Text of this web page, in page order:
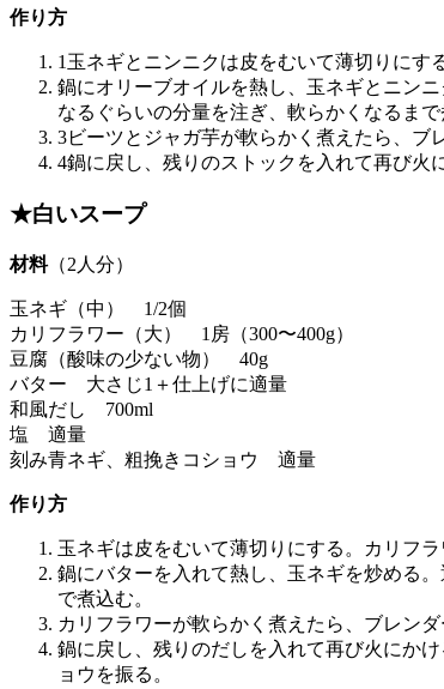
作り方
1玉ネギとニンニクは皮をむいて薄切りにす
鍋にオリーブオイルを熱し、玉ネギとニン
なるぐらいの分量を注ぎ、軟らかくなるまで
3ビーツとジャガ芋が軟らかく煮えたら、ブ
4鍋に戻し、残りのストックを入れて再び火
★白いスープ
材料（2人分）
玉ネギ（中） 1/2個
カリフラワー（大） 1房（300〜400g）
豆腐（酸味の少ない物） 40g
バター 大さじ1＋仕上げに適量
和風だし 700ml
塩 適量
刻み青ネギ、粗挽きコショウ 適量
作り方
玉ネギは皮をむいて薄切りにする。カリフ
鍋にバターを入れて熱し、玉ネギを炒める
で煮込む。
カリフラワーが軟らかく煮えたら、ブレン
鍋に戻し、残りのだしを入れて再び火にか
ョウを振る。